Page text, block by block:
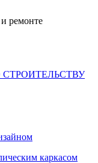
ремонте
каркасом